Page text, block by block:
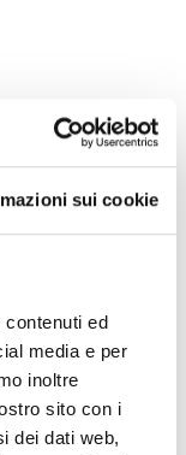
sui cookie
ed
media e per
inoltre
sito con i
dei dati web,